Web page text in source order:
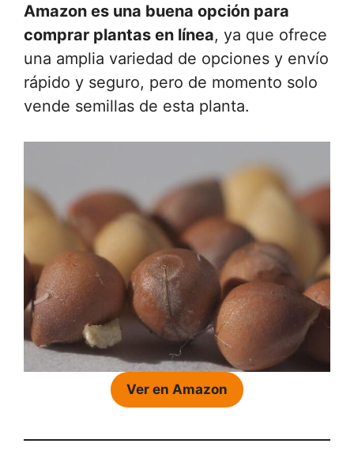
Amazon es una buena opción para
comprar plantas en línea, ya que ofrece
una amplia variedad de opciones y envío
rápido y seguro, pero de momento solo
vende semillas de esta planta.
Ver en Amazon